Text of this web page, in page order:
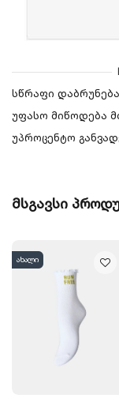
სწრაფი
უფასო მიწოდება
უპროცენტო
მსგავსი
ახალი